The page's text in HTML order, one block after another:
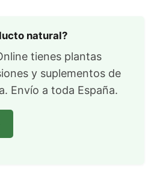
natural?
tienes plantas
y suplementos de
Envío a toda España.